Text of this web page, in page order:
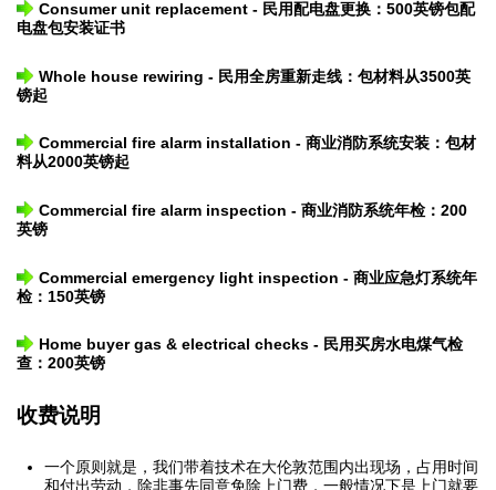
Consumer unit replacement - 民用配电盘更换：500英镑包配
电盘包安装证书
Whole house rewiring - 民用全房重新走线：包材料从3500英
镑起
Commercial fire alarm installation - 商业消防系统安装：包材
料从2000英镑起
Commercial fire alarm inspection - 商业消防系统年检：200
英镑
Commercial emergency light inspection - 商业应急灯系统年
检：150英镑
Home buyer gas & electrical checks - 民用买房水电煤气检
查：200英镑
收费说明
一个原则就是，我们带着技术在大伦敦范围内出现场，占用时间
和付出劳动，除非事先同意免除上门费，一般情况下是上门就要